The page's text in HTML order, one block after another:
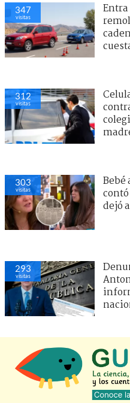
347
visitas
312
visitas
303
visitas
Bebé
dejó
293
visitas